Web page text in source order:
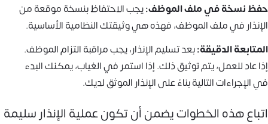
حفظ نسخة في ملف الموظف:يجب الاحتفاظ بنسخة موقعة من
الإنذار في ملف الموظف، فهذه هي وثيقتك النظامية الأساسية.
المتابعة الدقيقة:بعد تسليم الإنذار، يجب مراقبة التزام الموظف.
إذا عاد للعمل، يتم توثيق ذلك. إذا استمر في الغياب، يمكنك البدء
في الإجراءات التالية بناءً على الإنذار الموثق لديك.
اتباع هذه الخطوات يضمن أن تكون عملية الإنذار سليمة